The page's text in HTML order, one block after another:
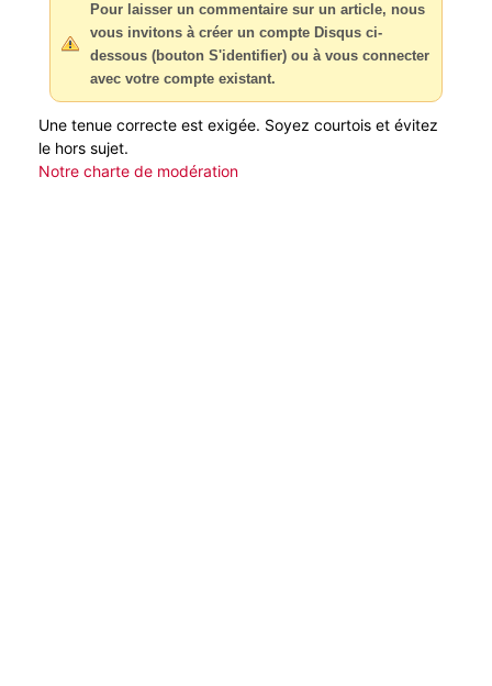
Pour laisser un commentaire sur un article, nous
vous invitons à créer un compte Disqus ci-
dessous (bouton S'identifier) ou à vous connecter
avec votre compte existant.
Une tenue correcte est exigée. Soyez courtois et évitez
le hors sujet.
Notre charte de modération